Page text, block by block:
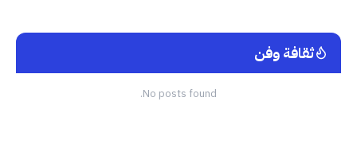
ثقافة وفن
No posts found.